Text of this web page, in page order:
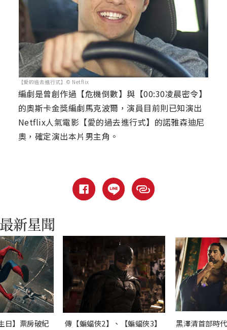
【愛的過去進行式】© Netflix
編劇是曾創作過【危機倒數】與【00:30凌晨密令】
的奧斯卡金獎編劇馬克波爾，演員目前則已知演出
Netflix人氣電影【愛的過去進行式】的諾雅森迪尼
奧，確定演出本片男主角。
日】票房破紀
傳【蝙蝠俠2】、【蝙蝠俠3】
黑澤清首部時